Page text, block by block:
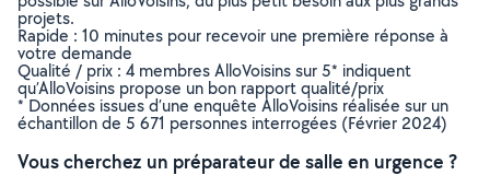
projets.
Rapide : 10 minutes pour recevoir une première réponse à
votre demande
Qualité / prix : 4 membres AlloVoisins sur 5* indiquent
qu’AlloVoisins propose un bon rapport qualité/prix
* Données issues d’une enquête AlloVoisins réalisée sur un
échantillon de 5 671 personnes interrogées (Février 2024)
Vous cherchez un préparateur de salle en urgence ?